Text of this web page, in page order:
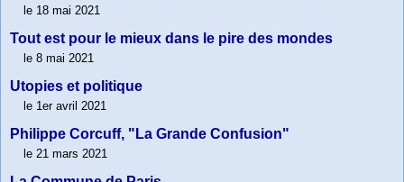
le 18 mai 2021
Tout est pour le mieux dans le pire des mondes
le 8 mai 2021
Utopies et politique
le 1er avril 2021
Philippe Corcuff, "La Grande Confusion"
le 21 mars 2021